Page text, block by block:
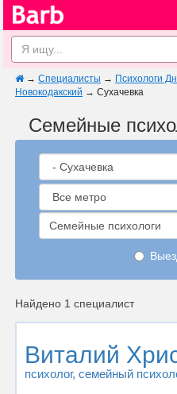
→ Специалисты → Психологи
Новокодакский → Сухачевка
Семейные
Семейные психологи
Найдено 1 специалист
Виталий
психолог, семейный